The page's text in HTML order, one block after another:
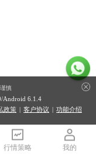
行情策略 我的
慎
/Android 6.1.4
政策 | 客户协议 | 功能介绍